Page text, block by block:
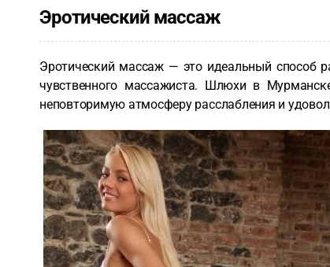
Эротический массаж
Эротический массаж — это идеальный способ
чувственного массажиста. Шлюхи в
неповторимую атмосферу расслабления и